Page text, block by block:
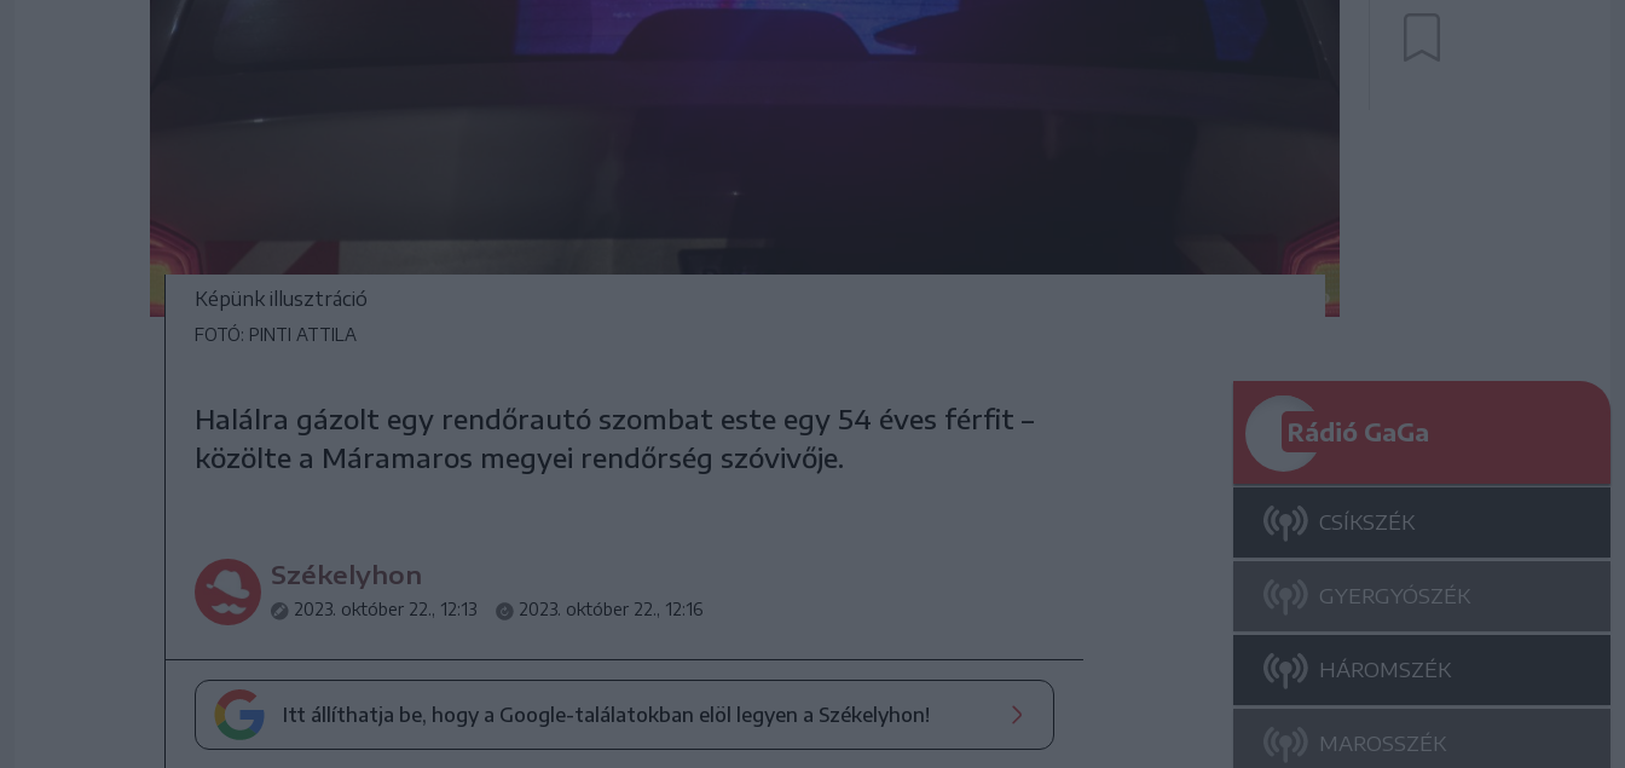
Képünk illusztráció
FOTÓ: PINTI ATTILA
Halálra gázolt egy rendőrautó szombat este egy 54 éves férfit –
közölte a Máramaros megyei rendőrség szóvivője.
Székelyhon
2023. október 22., 12:13 2023. október 22., 12:16
Itt állíthatja be, hogy a Google-találatokban elöl legyen a Székelyhon!
Rádió GaGa
CSÍKSZÉK
GYERGYÓSZÉK
HÁROMSZÉK
MAROSSZÉK